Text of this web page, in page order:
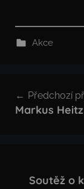
Akce
pro
Předchozí
Markus
Soutěž o